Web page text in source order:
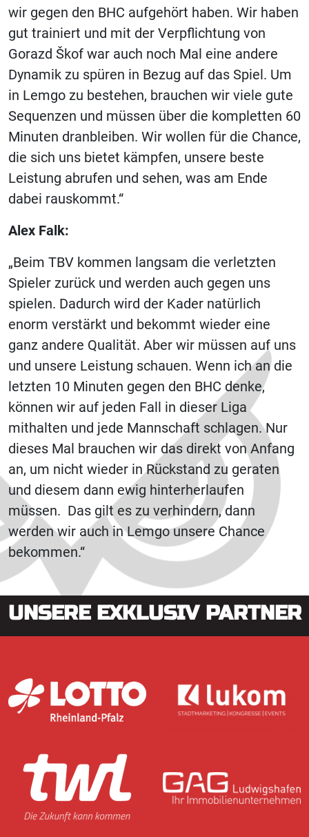
wir gegen den BHC aufgehört haben. Wir haben
gut trainiert und mit der Verpflichtung von
Gorazd Škof war auch noch Mal eine andere
Dynamik zu spüren in Bezug auf das Spiel. Um
in Lemgo zu bestehen, brauchen wir viele gute
Sequenzen und müssen über die kompletten 60
Minuten dranbleiben. Wir wollen für die Chance,
die sich uns bietet kämpfen, unsere beste
Leistung abrufen und sehen, was am Ende
dabei rauskommt.“
Alex Falk:
„Beim TBV kommen langsam die verletzten
Spieler zurück und werden auch gegen uns
spielen. Dadurch wird der Kader natürlich
enorm verstärkt und bekommt wieder eine
ganz andere Qualität. Aber wir müssen auf uns
und unsere Leistung schauen. Wenn ich an die
letzten 10 Minuten gegen den BHC denke,
können wir auf jeden Fall in dieser Liga
mithalten und jede Mannschaft schlagen. Nur
dieses Mal brauchen wir das direkt von Anfang
an, um nicht wieder in Rückstand zu geraten
und diesem dann ewig hinterherlaufen
müssen. Das gilt es zu verhindern, dann
werden wir auch in Lemgo unsere Chance
bekommen.“
UNSERE EXKLUSIV PARTNER